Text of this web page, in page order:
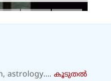
astrology.... കൂടുതല്‍